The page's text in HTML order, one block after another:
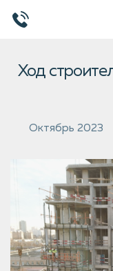
Ход
Октябрь 2023